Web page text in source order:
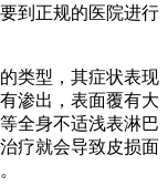
到正规的医院进行
类型，其症状表现
渗出，表面覆有大
全身不适浅表淋巴
疗就会导致皮损面